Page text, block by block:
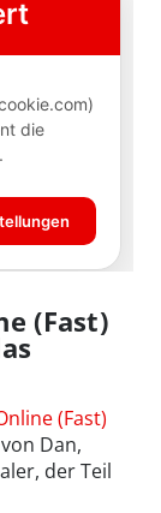
(Fast)
(Fast)
Dan,
der Teil